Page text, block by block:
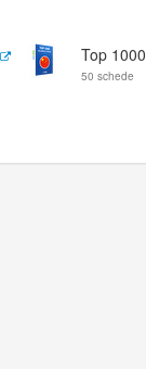
Top
50 schede